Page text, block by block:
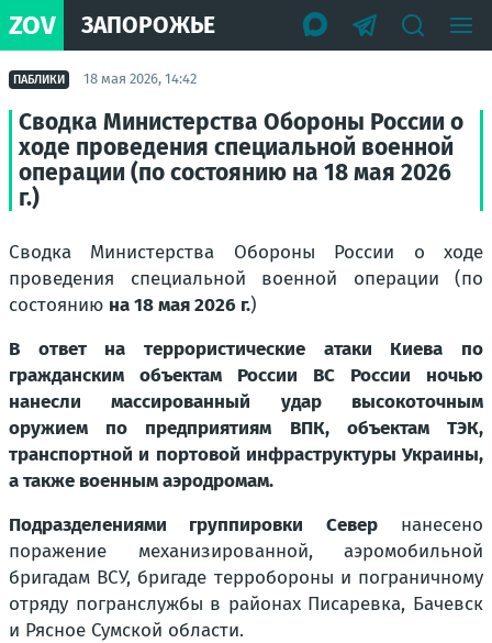
ZOV ЗАПОРОЖЬЕ
ПАБЛИКИ 18 мая 2026, 14:42
Сводка Министерства Обороны России о
ходе проведения специальной военной
операции (по состоянию на 18 мая 2026
г.)
Сводка Министерства Обороны России о ходе
проведения специальной военной операции (по
состоянию на 18 мая 2026 г.)
В ответ на террористические атаки Киева по
гражданским объектам России ВС России ночью
нанесли массированный удар высокоточным
оружием по предприятиям ВПК, объектам ТЭК,
транспортной и портовой инфраструктуры Украины,
а также военным аэродромам.
Подразделениями группировки Севернанесено
поражение механизированной, аэромобильной
бригадам ВСУ, бригаде терробороны и пограничному
отряду погранслужбы в районах Писаревка, Бачевск
и Рясное Сумской области.